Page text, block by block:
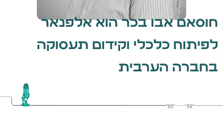
חוסאם אבו בכר הוא אלפנאר
לפיתוח כלכלי וקידום תעסוקה
בחברה הערבית